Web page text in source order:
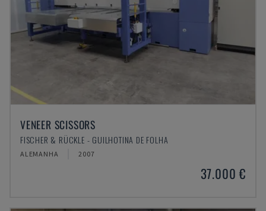
VENEER SCISSORS
FISCHER & RÜCKLE - GUILHOTINA DE FOLHA
ALEMANHA 2007
37.000 €